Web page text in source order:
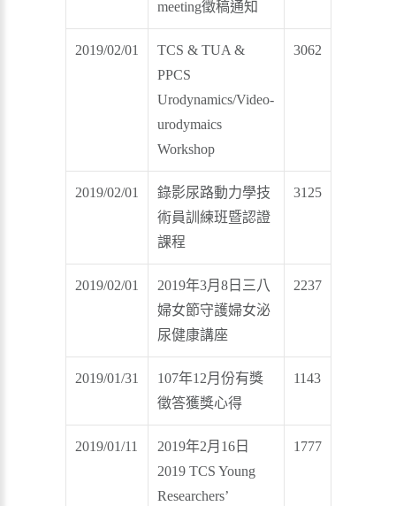
meeting徵稿通知
2019/02/01
TCS & TUA &
PPCS
Urodynamics/Video-
urodymaics
Workshop
3062
2019/02/01
錄影尿路動力學技
術員訓練班暨認證
課程
3125
2019/02/01
2019年3月8日三八
婦女節守護婦女泌
尿健康講座
2237
2019/01/31
107年12月份有獎
徵答獲獎心得
1143
2019/01/11
2019年2月16日
2019 TCS Young
Researchers’
1777